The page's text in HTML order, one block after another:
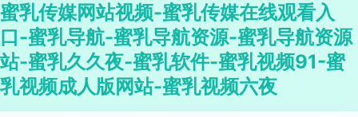
蜜乳传媒网站视频-蜜乳传媒在线观看入
口-蜜乳导航-蜜乳导航资源-蜜乳导航资源
站-蜜乳久久夜-蜜乳软件-蜜乳视频91-蜜
乳视频成人版网站-蜜乳视频六夜